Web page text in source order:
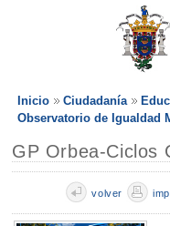
Inicio Ciudadanía
Observatorio de Igualdad
GP Orbea-Ciclos
volver